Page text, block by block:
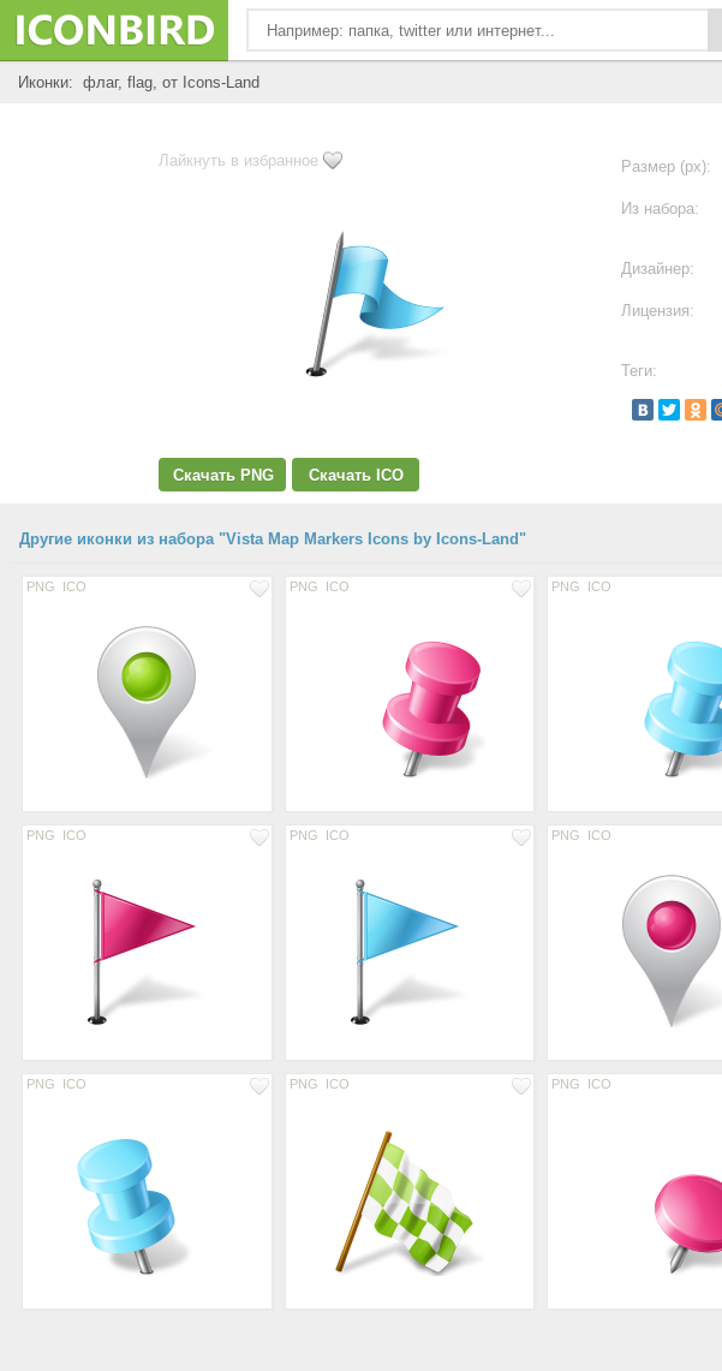
Иконки: флаг, flag, от Icons-Land
Лайкнуть в избранное
Скачать PNG Скачать ICO
Размер (px):
Из набора:
Дизайнер:
Лицензия:
Теги:
Другие иконки из набора "Vista Map Markers Icons by Icons-Land"
PNG ICO PNG ICO PNG ICO
PNG ICO PNG ICO PNG ICO
PNG ICO PNG ICO PNG ICO